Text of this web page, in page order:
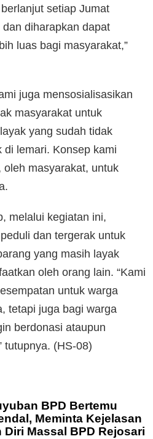
setiap Jumat
diharapkan dapat
luas bagi masyarakat,”
juga mensosialisasikan
masyarakat untuk
yang sudah tidak
lemari. Konsep kami
masyarakat, untuk
melalui kegiatan ini,
dan tergerak untuk
yang masih layak
oleh orang lain. “Kami
untuk warga
tetapi juga bagi warga
berdonasi ataupun
tutupnya. (HS-08)
BPD Bertemu
Meminta Kejelasan
Massal BPD Rejosari